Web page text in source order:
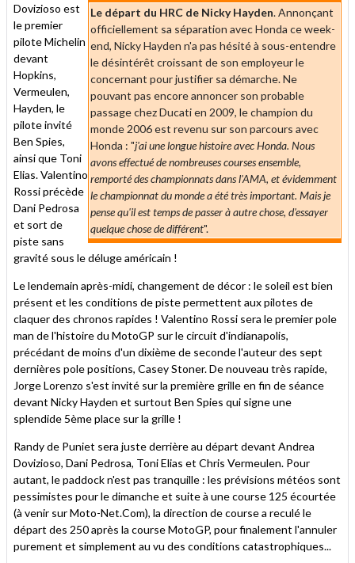
Le départ du HRC de Nicky Hayden. Annonçant
officiellement sa séparation avec Honda ce week-
end, Nicky Hayden n'a pas hésité à sous-entendre
le désintérêt croissant de son employeur le
concernant pour justifier sa démarche. Ne
pouvant pas encore annoncer son probable
passage chez Ducati en 2009, le champion du
monde 2006 est revenu sur son parcours avec
Honda : "j'ai une longue histoire avec Honda. Nous
avons effectué de nombreuses courses ensemble,
remporté des championnats dans l'AMA, et évidemment
le championnat du monde a été très important. Mais je
pense qu'il est temps de passer à autre chose, d'essayer
quelque chose de différent".
Dovizioso est
le premier
pilote Michelin
devant
Hopkins,
Vermeulen,
Hayden, le
pilote invité
Ben Spies,
ainsi que Toni
Elias. Valentino
Rossi précède
Dani Pedrosa
et sort de
piste sans
gravité sous le déluge américain !
Le lendemain après-midi, changement de décor : le soleil est bien
présent et les conditions de piste permettent aux pilotes de
claquer des chronos rapides ! Valentino Rossi sera le premier pole
man de l'histoire du MotoGP sur le circuit d'indianapolis,
précédant de moins d'un dixième de seconde l'auteur des sept
dernières pole positions, Casey Stoner. De nouveau très rapide,
Jorge Lorenzo s'est invité sur la première grille en fin de séance
devant Nicky Hayden et surtout Ben Spies qui signe une
splendide 5ème place sur la grille !
Randy de Puniet sera juste derrière au départ devant Andrea
Dovizioso, Dani Pedrosa, Toni Elias et Chris Vermeulen. Pour
autant, le paddock n'est pas tranquille : les prévisions météos sont
pessimistes pour le dimanche et suite à une course 125 écourtée
(à venir sur Moto-Net.Com), la direction de course a reculé le
départ des 250 après la course MotoGP, pour finalement l'annuler
purement et simplement au vu des conditions catastrophiques...